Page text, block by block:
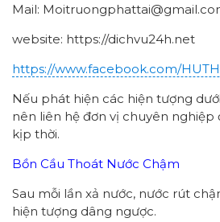
Mail:
website: https://dichvu24h.net
https://www.facebook.com/
Nếu phát hiện các hiện tượng
nên liên hệ đơn vị chuyên nghiệp
kịp thời.
Bồn Cầu Thoát Nước Chậm
Sau mỗi lần xả nước, nước rút
hiện tượng dâng ngược.